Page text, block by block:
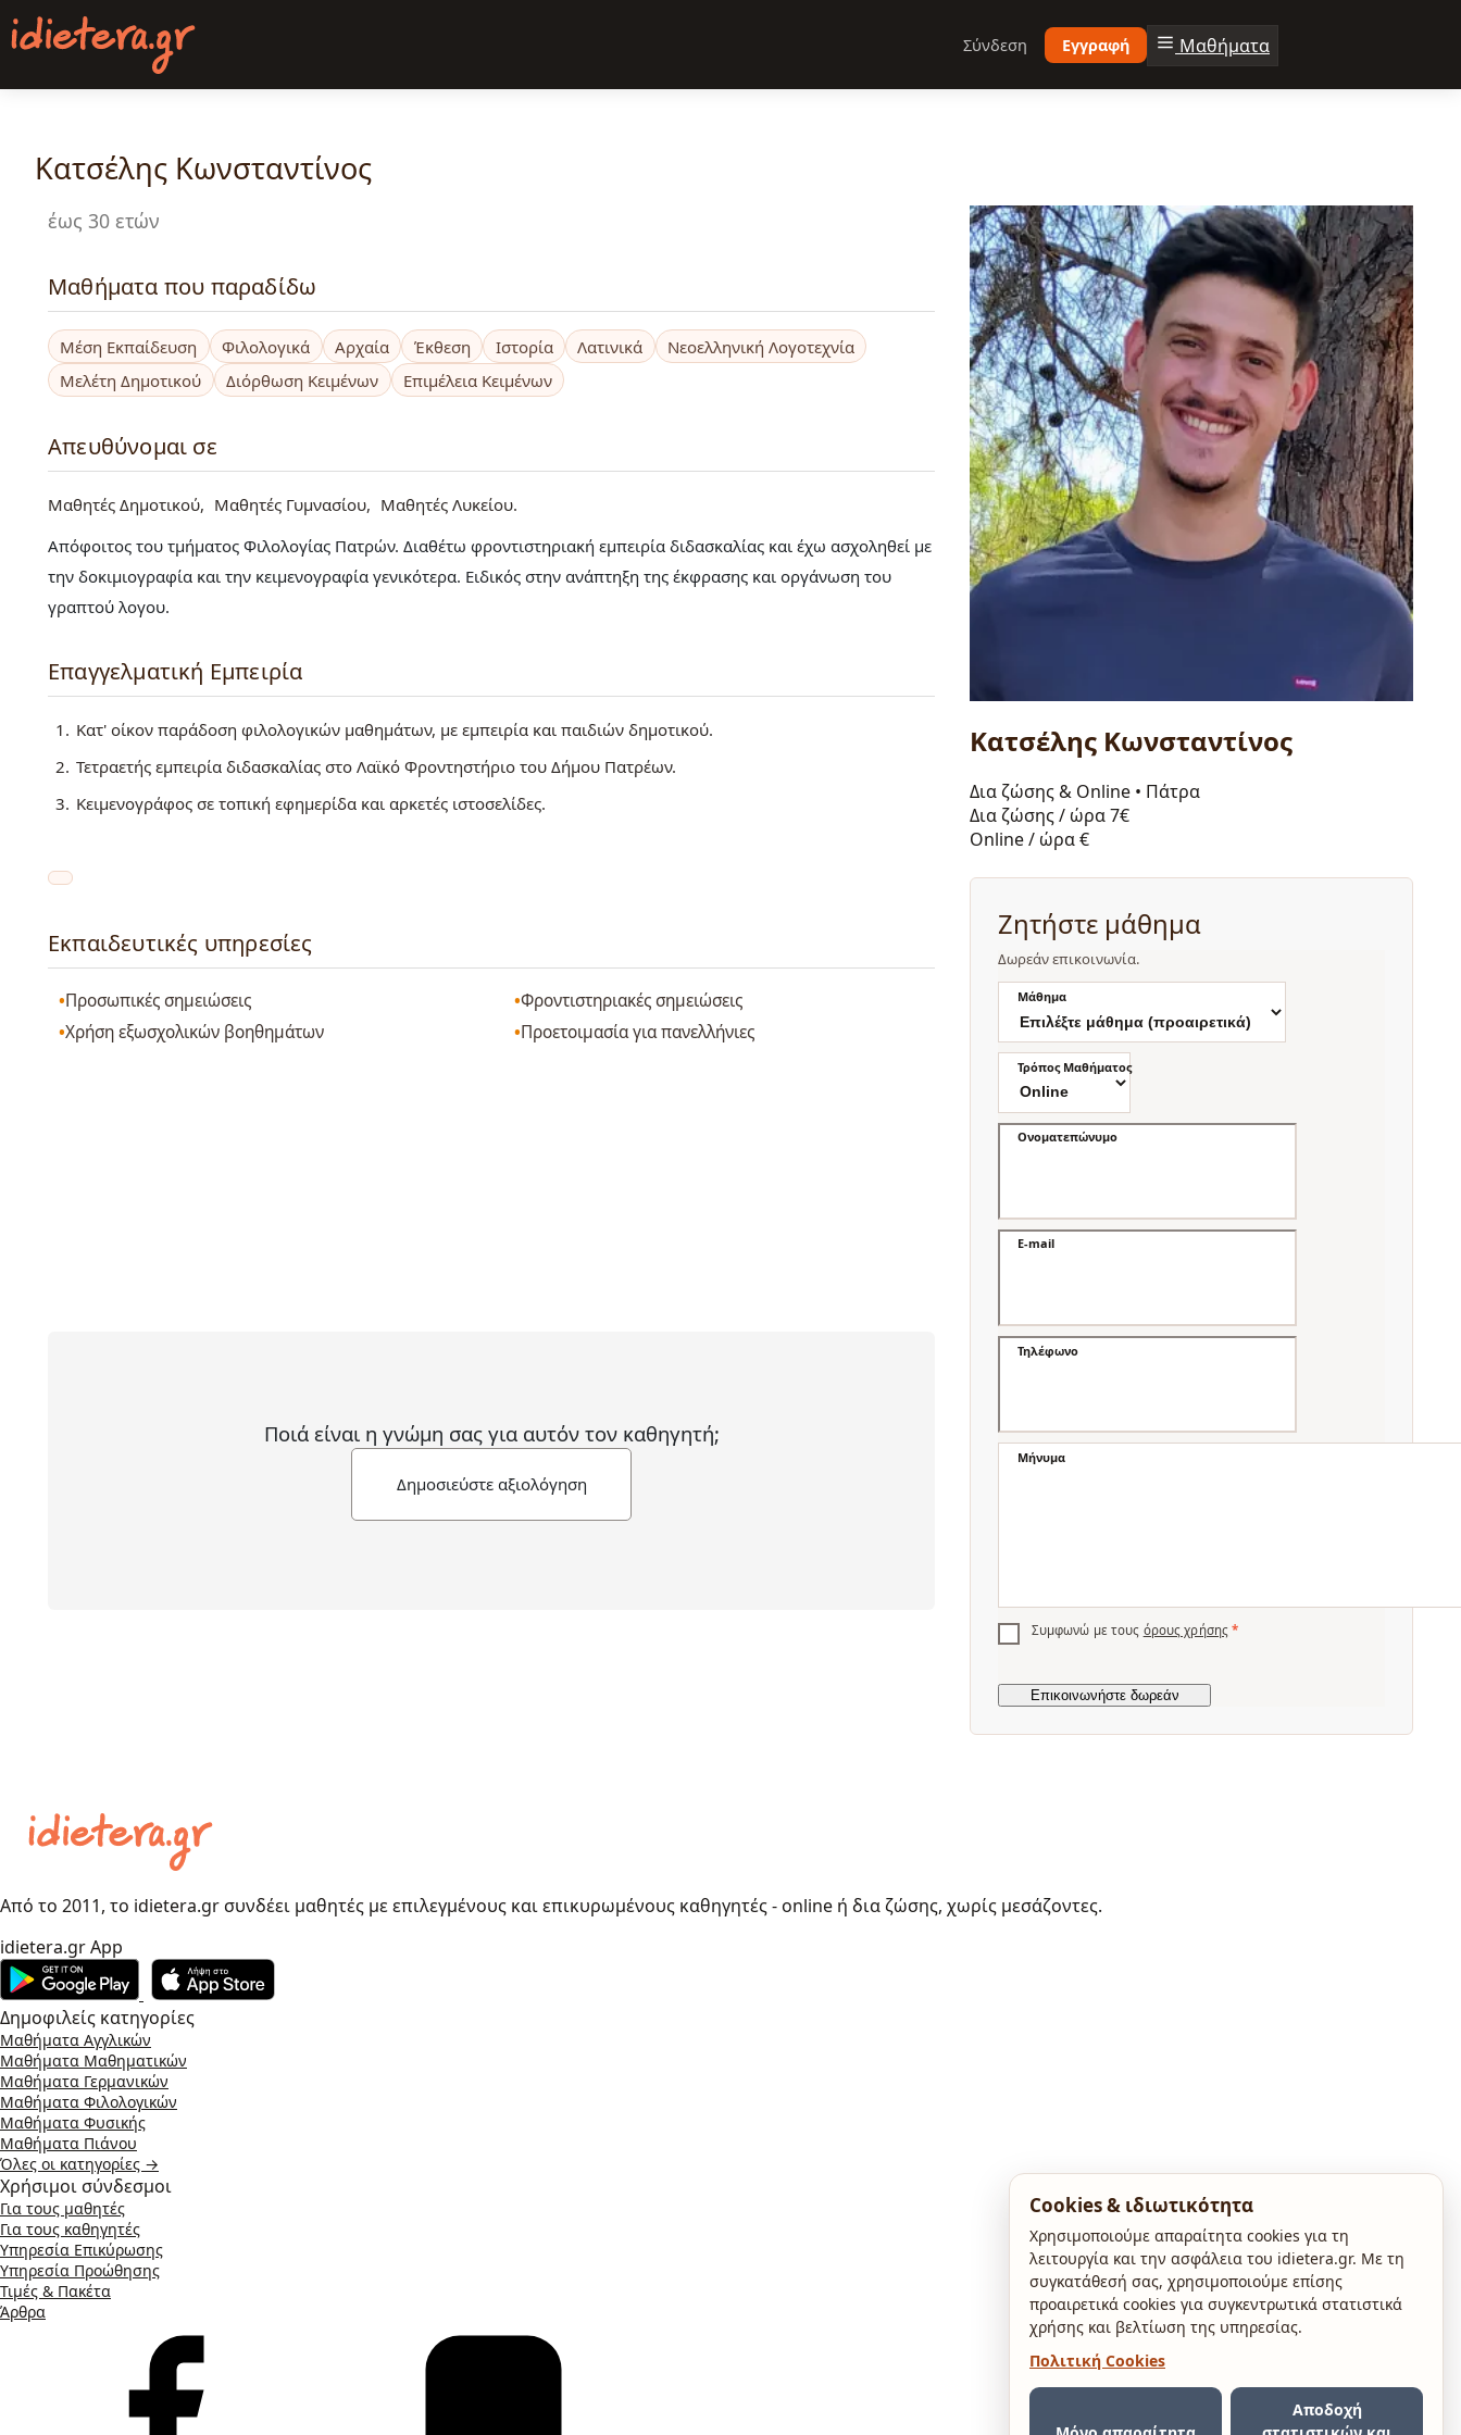
Παράκαμψη
προς
κυρίως
Σύνδεση Εγγραφή Μαθήματα
Κατσέλης Κωνσταντίνος
έως 30 ετών
Μαθήματα που παραδίδω
Μέση Εκπαίδευση Φιλολογικά Αρχαία Έκθεση Ιστορία Λατινικά
Νεοελληνική Λογοτεχνία
Μελέτη Δημοτικού
Διόρθωση Κειμένων Επιμέλεια Κειμένων
Απευθύνομαι σε
Μαθητές Δημοτικού Μαθητές Γυμνασίου
Μαθητές Λυκείου
Απόφοιτος του τμήματος Φιλολογίας Πατρών. Διαθέτω φροντιστηριακή εμπειρία διδασκαλίας και έχω ασχοληθεί με
την δοκιμιογραφία και την κειμενογραφία γενικότερα. Ειδικός στην ανάπτηξη της έκφρασης και οργάνωση του
γραπτού λογου.
Επαγγελματική Εμπειρία
Κατ' οίκον παράδοση φιλολογικών μαθημάτων, με εμπειρία και παιδιών δημοτικού.
Τετραετής εμπειρία διδασκαλίας στο Λαϊκό Φροντηστήριο του Δήμου Πατρέων.
Κειμενογράφος σε τοπική εφημερίδα και αρκετές ιστοσελίδες.
Εκπαιδευτικές υπηρεσίες
Προσωπικές σημειώσεις
Φροντιστηριακές σημειώσεις
Χρήση εξωσχολικών βοηθημάτων
Προετοιμασία για πανελλήνιες
Ποιά είναι η γνώμη σας για αυτόν τον καθηγητή;
Δημοσιεύστε αξιολόγηση
Κατσέλης Κωνσταντίνος
Δια ζώσης & Online • Πάτρα
Δια ζώσης / ώρα7€
Online / ώρα€
Ζητήστε μάθημα
Δωρεάν επικοινωνία.
Μάθημα
Τρόπος Μαθήματος
Ονοματεπώνυμο
E-mail
Τηλέφωνο
Μήνυμα
Συμφωνώ με τους όρους χρήσης *
Από το 2011, το idietera.gr συνδέει μαθητές με επιλεγμένους και επικυρωμένους καθηγητές - online ή δια ζώσης, χωρίς μεσάζοντες.
idietera.gr App
Δημοφιλείς κατηγορίες
Μαθήματα Αγγλικών
Μαθήματα Μαθηματικών
Μαθήματα Γερμανικών
Μαθήματα Φιλολογικών
Μαθήματα Φυσικής
Μαθήματα Πιάνου
Όλες οι κατηγορίες →
Χρήσιμοι σύνδεσμοι
Για τους μαθητές
Για τους καθηγητές
Υπηρεσία Επικύρωσης
Υπηρεσία Προώθησης
Τιμές & Πακέτα
Άρθρα
Cookies & ιδιωτικότητα
Χρησιμοποιούμε απαραίτητα cookies για τη
λειτουργία και την ασφάλεια του idietera.gr. Με τη
συγκατάθεσή σας, χρησιμοποιούμε επίσης
προαιρετικά cookies για συγκεντρωτικά στατιστικά
χρήσης και βελτίωση της υπηρεσίας.
Πολιτική Cookies
Αποδοχή